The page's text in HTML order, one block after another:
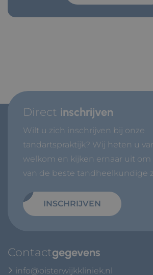
Direct inschrijven
Wilt u zich inschrijven bij onze
tandartspraktijk? Wij heten u
welkom en kijken ernaar uit om
van de beste tandheelkundige
INSCHRIJVEN
Contactgegevens
info@oisterwijkkliniek.nl